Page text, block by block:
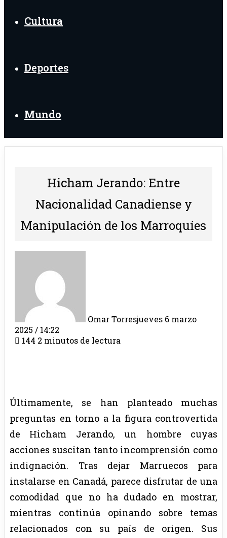
Cultura
Deportes
Mundo
Hicham Jerando: Entre
Nacionalidad Canadiense y
Manipulación de los Marroquíes
Omar Torresjueves 6 marzo
2025 / 14:22
144 2 minutos de lectura
Últimamente, se han planteado muchas
preguntas en torno a la figura controvertida
de Hicham Jerando, un hombre cuyas
acciones suscitan tanto incomprensión como
indignación. Tras dejar Marruecos para
instalarse en Canadá, parece disfrutar de una
comodidad que no ha dudado en mostrar,
mientras continúa opinando sobre temas
relacionados con su país de origen. Sus